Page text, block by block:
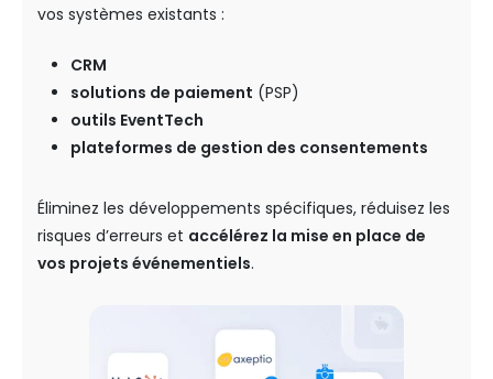
vos systèmes existants :
CRM
solutions de paiement (PSP)
outils EventTech
plateformes de gestion des consentements
Éliminez les développements spécifiques, réduisez les
risques d’erreurs et accélérez la mise en place de
vos projets événementiels.